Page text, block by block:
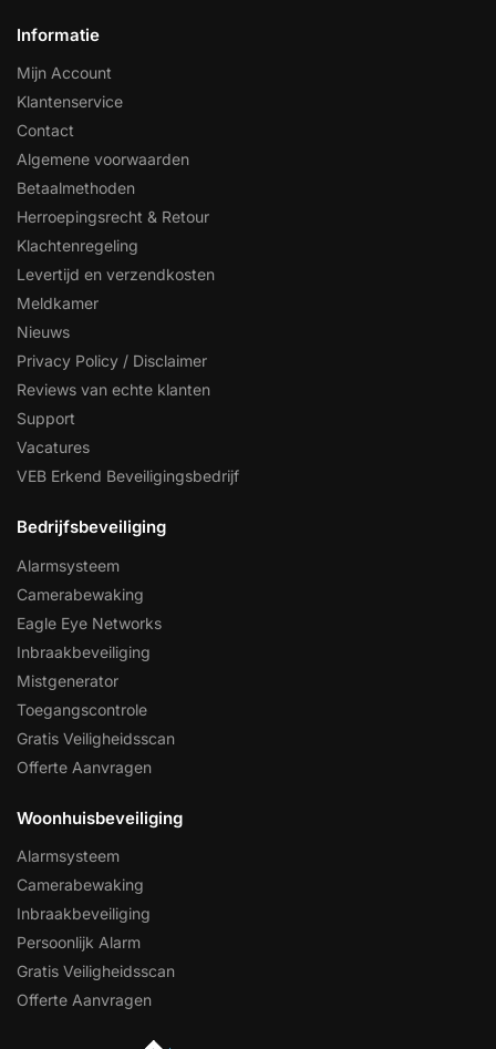
Informatie
Mijn Account
Klantenservice
Contact
Algemene voorwaarden
Betaalmethoden
Herroepingsrecht & Retour
Klachtenregeling
Levertijd en verzendkosten
Meldkamer
Nieuws
Privacy Policy / Disclaimer
Reviews van echte klanten
Support
Vacatures
VEB Erkend Beveiligingsbedrijf
Bedrijfsbeveiliging
Alarmsysteem
Camerabewaking
Eagle Eye Networks
Inbraakbeveiliging
Mistgenerator
Toegangscontrole
Gratis Veiligheidsscan
Offerte Aanvragen
Woonhuisbeveiliging
Alarmsysteem
Camerabewaking
Inbraakbeveiliging
Persoonlijk Alarm
Gratis Veiligheidsscan
Offerte Aanvragen